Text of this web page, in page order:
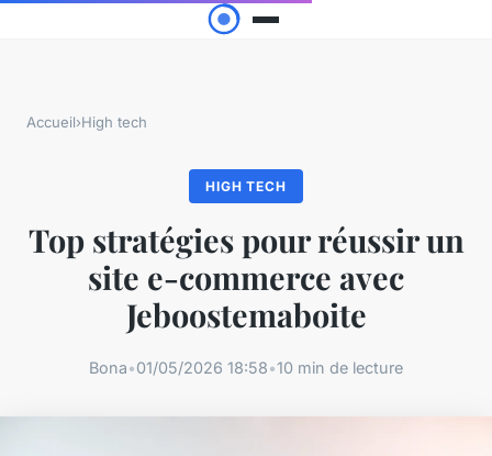
Accueil›High tech
HIGH TECH
Top stratégies pour réussir un
site e-commerce avec
Jeboostemaboite
Bona•01/05/2026 18:58•10 min de lecture